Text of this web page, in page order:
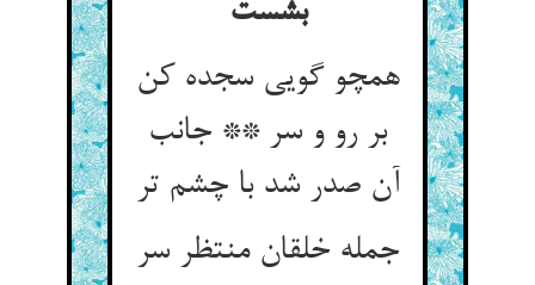
بشست
همچو گویی سجده کن
بر رو و سر ** جانب
آن صدر شد با چشم تر
جمله خلقان منتظر سر